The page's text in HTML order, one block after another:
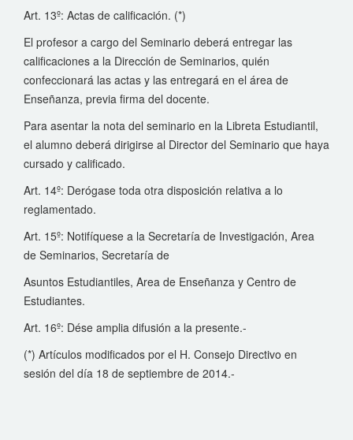
Art. 13º: Actas de calificación. (*)
El profesor a cargo del Seminario deberá entregar las
calificaciones a la Dirección de Seminarios, quién
confeccionará las actas y las entregará en el área de
Enseñanza, previa firma del docente.
Para asentar la nota del seminario en la Libreta Estudiantil,
el alumno deberá dirigirse al Director del Seminario que haya
cursado y calificado.
Art. 14º: Derógase toda otra disposición relativa a lo
reglamentado.
Art. 15º: Notifíquese a la Secretaría de Investigación, Area
de Seminarios, Secretaría de
Asuntos Estudiantiles, Area de Enseñanza y Centro de
Estudiantes.
Art. 16º: Dése amplia difusión a la presente.-
(*) Artículos modificados por el H. Consejo Directivo en
sesión del día 18 de septiembre de 2014.-